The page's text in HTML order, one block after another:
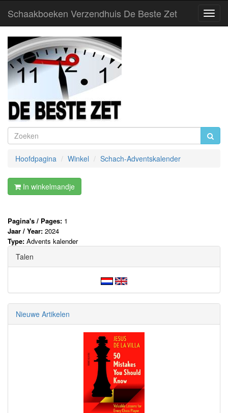
Schaakboeken Verzendhuis De Beste Zet
Hoofdpagina Winkel Schach-Adventskalender
In winkelmandje
Pagina's / Pages: 1
Jaar / Year: 2024
Type: Advents kalender
Talen
Nieuwe Artikelen